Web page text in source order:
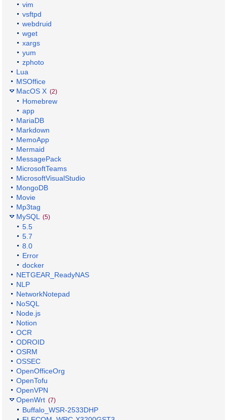
vim
vsftpd
webdruid
wget
xargs
yum
zphoto
Lua
MSOffice
MacOS X (2)
Homebrew
app
MariaDB
Markdown
MemoApp
Mermaid
MessagePack
MicrosoftTeams
MicrosoftVisualStudio
MongoDB
Movie
Mp3tag
MySQL
(5)
5.5
5.7
8.0
Error
docker
NETGEAR_ReadyNAS
NLP
NetworkNotepad
NoSQL
Node.js
Notion
OCR
ODROID
OSRM
OSSEC
OpenOfficeOrg
OpenTofu
OpenVPN
OpenWrt (7)
Buffalo_WSR-2533DHP